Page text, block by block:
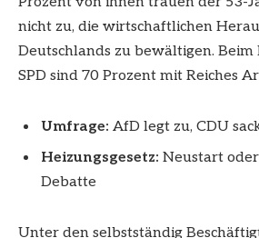
nicht zu, die wirtschaftlichen
Deutschlands zu bewältigen.
SPD sind 70 Prozent mit Reiches
Umfrage: AfD legt zu, CDU
Heizungsgesetz: Neustart
Debatte
Unter den selbstständig